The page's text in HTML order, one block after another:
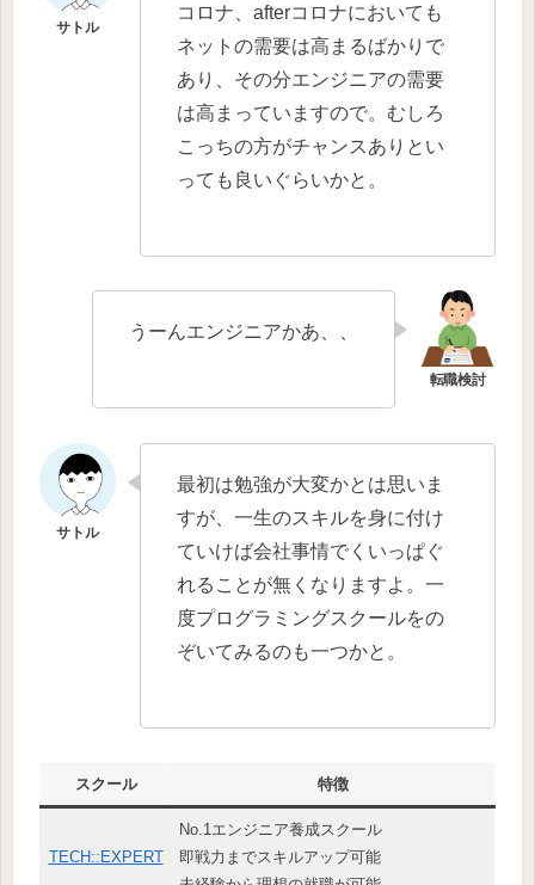
コロナ、afterコロナにおいても
ネットの需要は高まるばかりで
あり、その分エンジニアの需要
は高まっていますので。むしろ
こっちの方がチャンスありとい
っても良いぐらいかと。
うーんエンジニアかあ、、
最初は勉強が大変かとは思いま
すが、一生のスキルを身に付け
ていけば会社事情でくいっぱぐ
れることが無くなりますよ。一
度プログラミングスクールをの
ぞいてみるのも一つかと。
スクール 特徴
TECH::EXPERT
No.1エンジニア養成スクール
即戦力までスキルアップ可能